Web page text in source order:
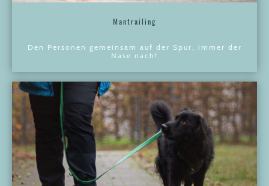
Mantrailing
Den Personen gemeinsam auf der Spur, immer der
Nase nach!